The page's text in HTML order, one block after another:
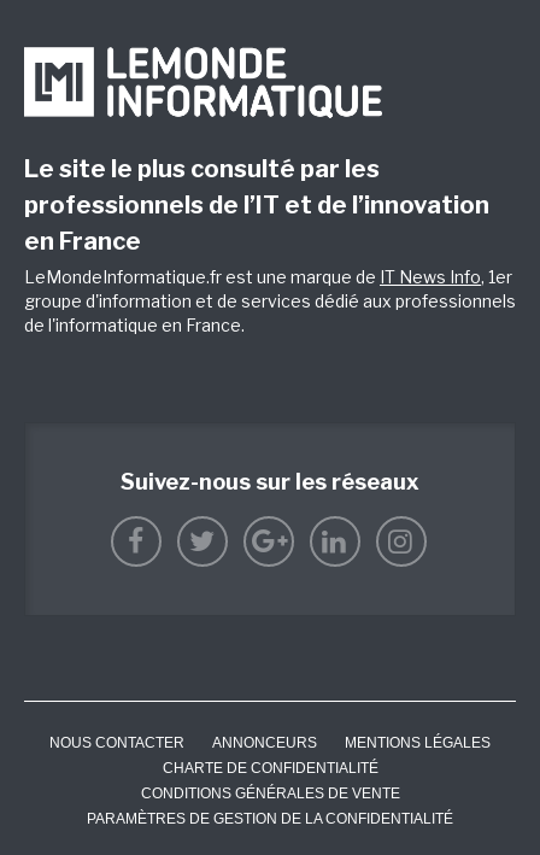
Le site le plus consulté par les
professionnels de l’IT et de l’innovation
en France
LeMondeInformatique.fr est une marque de IT News Info, 1er
groupe d'information et de services dédié aux professionnels
de l'informatique en France.
Suivez-nous sur les réseaux
NOUS CONTACTER ANNONCEURS
MENTIONS LÉGALES
CHARTE DE CONFIDENTIALITÉ
CONDITIONS GÉNÉRALES DE VENTE
PARAMÈTRES DE GESTION DE LA CONFIDENTIALITÉ